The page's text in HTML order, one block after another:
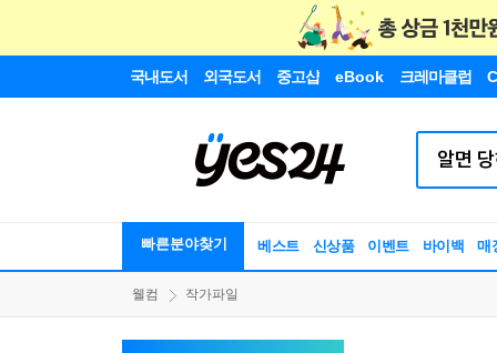
국내도서 외국도서 중고샵 eBook 크레마클럽
빠른분야찾기 베스트 신상품 이벤트 바이백 매
웰컴 작가파일